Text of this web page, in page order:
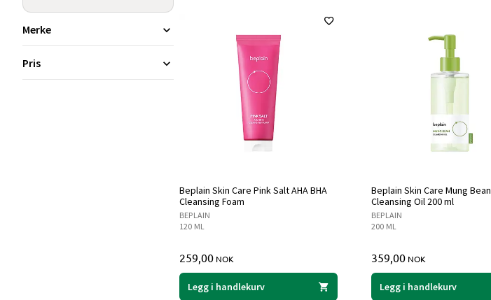
Merke
Pris
Beplain Skin Care Pink Salt AHA BHA
Cleansing Foam
BEPLAIN
120 ML
259,00 NOK
Legg i handlekurv
Beplain Skin Care Mung Bean
Cleansing Oil 200 ml
BEPLAIN
200 ML
359,00 NOK
Legg i handlekurv